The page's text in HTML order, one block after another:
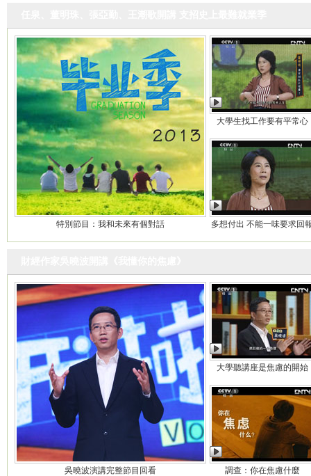
特別節目：我和未來有個對話
大學生找工作要有平常心
多想付出 不能一味要求回
吳曉波演講完整節目回看
大學聽講座是焦慮的開始
調查：你在焦慮什麼